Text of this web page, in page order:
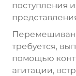
поступления
требуется,
помощью
агитации,